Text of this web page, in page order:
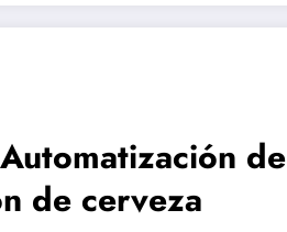
de
de cerveza